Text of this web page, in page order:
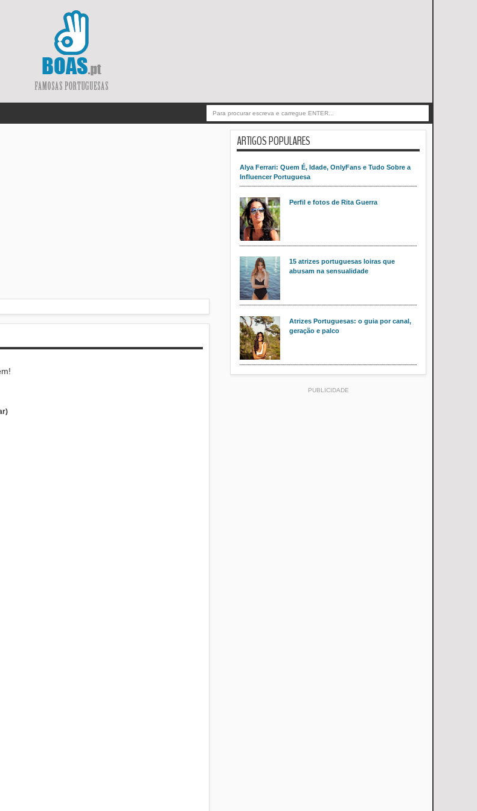
ARTIGOS POPULARES
Alya Ferrari: Quem É, Idade, OnlyFans e Tudo Sobre a
Influencer Portuguesa
Perfil e fotos de Rita Guerra
15 atrizes portuguesas loiras que
abusam na sensualidade
Atrizes Portuguesas: o guia por canal,
geração e palco
PUBLICIDADE